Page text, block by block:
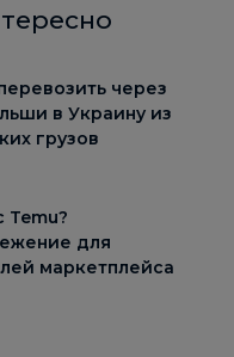
через
в Украину из
грузов
Temu?
для
маркетплейса